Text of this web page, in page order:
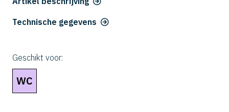
Technische gegevens
Geschikt voor:
WC